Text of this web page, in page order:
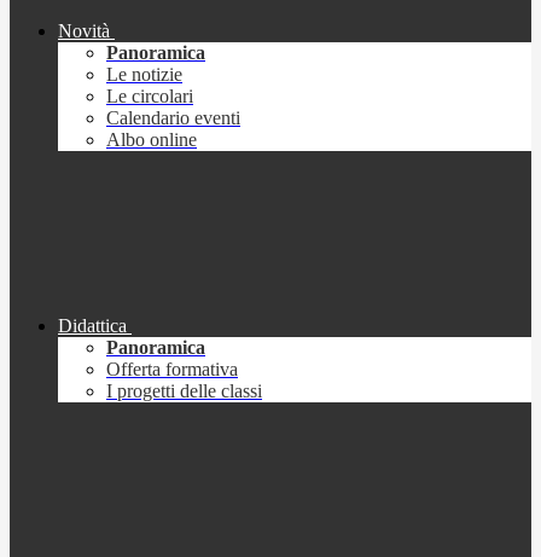
Novità
Panoramica
Le notizie
Le circolari
Calendario eventi
Albo online
Didattica
Panoramica
Offerta formativa
I progetti delle classi